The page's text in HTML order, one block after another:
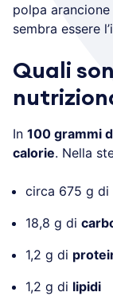
polpa
sembra essere
Quali
In 100 grammi
calorie. Nella
circa 675 g di
18,8 g di
1,2 g di
1,2 g di lipidi